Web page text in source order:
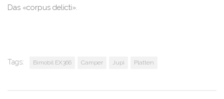
Das «corpus delicti».
Tags: Bimobil EX366 Camper Jupi Platten